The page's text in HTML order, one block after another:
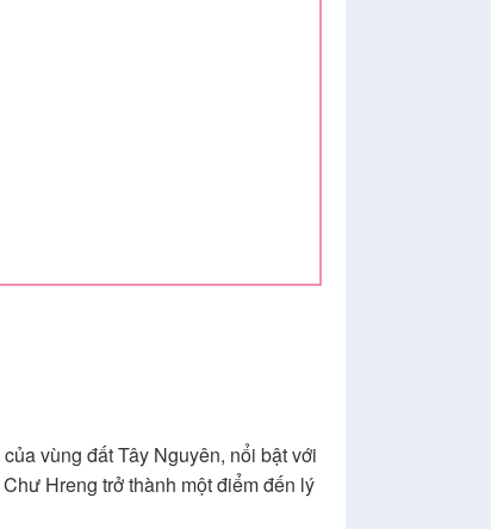
vùng đất Tây Nguyên, nổi bật với
Hreng trở thành một điểm đến lý